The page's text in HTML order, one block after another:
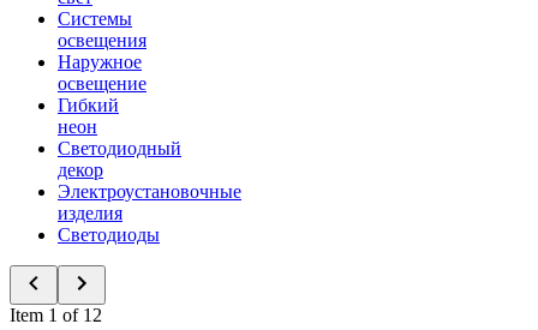
Системы
освещения
Наружное
освещение
Гибкий
неон
Светодиодный
декор
Электроустановочные
изделия
Светодиоды
Item 1 of 12